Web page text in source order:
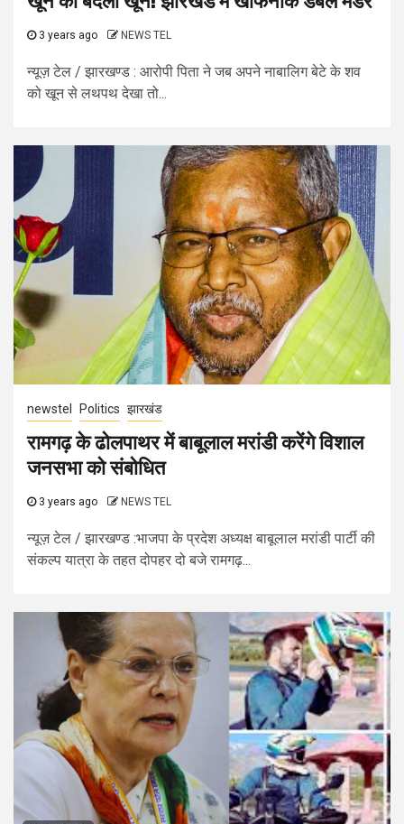
3 years ago NEWS TEL
न्यूज़ टेल / झारखण्ड : आरोपी पिता ने जब अपने नाबालिग बेटे के शव
को खून से लथपथ देखा तो...
newstel Politics झारखंड
रामगढ़ के ढोलपाथर में बाबूलाल मरांडी करेंगे विशाल
जनसभा को संबोधित
3 years ago NEWS TEL
न्यूज़ टेल / झारखण्ड :भाजपा के प्रदेश अध्यक्ष बाबूलाल मरांडी पार्टी की
संकल्प यात्रा के तहत दोपहर दो बजे रामगढ़...